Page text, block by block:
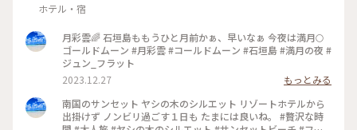
ホテル・宿
月彩雲🌈 石垣島ももうひと月前かぁ、早いなぁ 今夜は満月🌕
ゴールドムーン #月彩雲 #コールドムーン #石垣島 #満月の夜 #
ジュン_フラット
2023.12.27
もっとみる
南国のサンセット ヤシの木のシルエット リゾートホテルから
出掛けず ノンビリ過ごす１日も たまには良いね。 #贅沢な時